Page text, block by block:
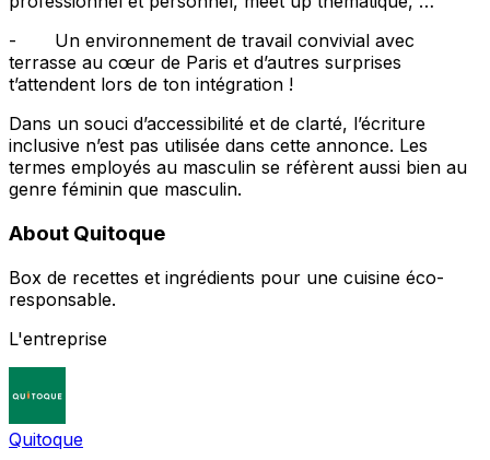
- Un environnement de travail convivial avec
terrasse au cœur de Paris et d’autres surprises
t’attendent lors de ton intégration !
Dans un souci d’accessibilité et de clarté, l’écriture
inclusive n’est pas utilisée dans cette annonce. Les
termes employés au masculin se réfèrent aussi bien au
genre féminin que masculin.
About Quitoque
Box de recettes et ingrédients pour une cuisine éco-
responsable.
L'entreprise
Quitoque